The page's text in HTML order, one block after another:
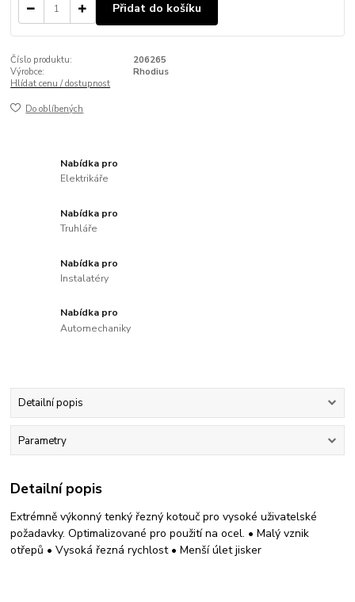
Přidat do košíku
Číslo produktu:
206265
Výrobce:
Rhodius
Hlídat cenu / dostupnost
Do oblíbených
Nabídka pro
Elektrikáře
Nabídka pro
Truhláře
Nabídka pro
Instalatéry
Nabídka pro
Automechaniky
Detailní popis
Parametry
Detailní popis
Extrémně výkonný tenký řezný kotouč pro vysoké uživatelské
požadavky. Optimalizované pro použití na ocel. • Malý vznik
otřepů • Vysoká řezná rychlost • Menší úlet jisker